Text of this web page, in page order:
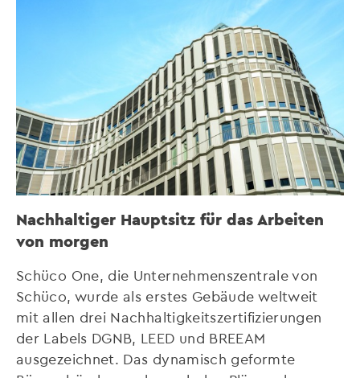
Nachhaltiger Hauptsitz für das Arbeiten
von morgen
Schüco One, die Unternehmenszentrale von
Schüco, wurde als erstes Gebäude weltweit
mit allen drei Nachhaltigkeitszertifizierungen
der Labels DGNB, LEED und BREEAM
ausgezeichnet. Das dynamisch geformte